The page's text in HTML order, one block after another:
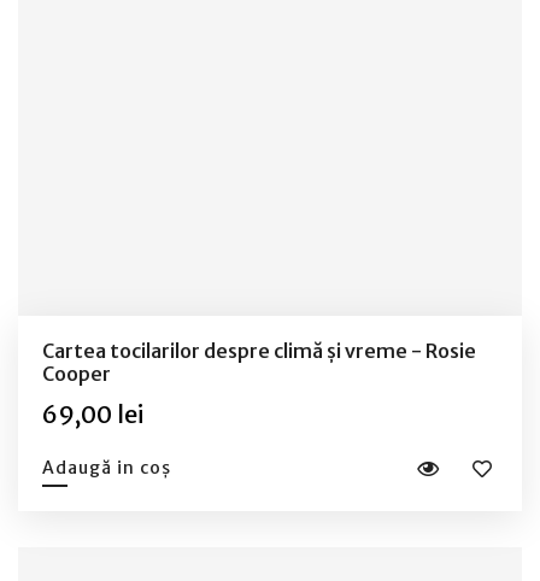
Cartea tocilarilor despre climă și vreme - Rosie
Cooper
69,00 lei
Adaugă in coș